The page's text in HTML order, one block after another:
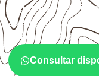
exposição à
adequação deve ser
as condições de uso.
Consultar